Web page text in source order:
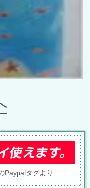
Paypalタグより